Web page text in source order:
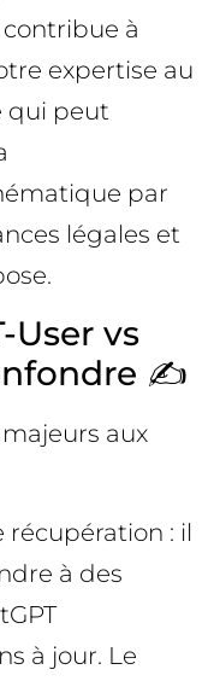
à
expertise au
qui peut
par
légales et
User vs
✍️
aux
récupération : il
à des
à jour. Le